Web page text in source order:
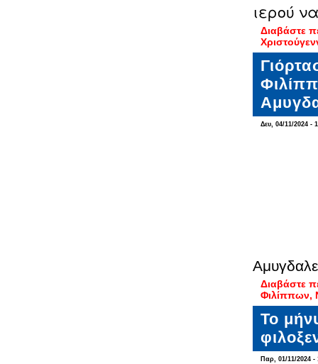
ιερού
Διαβάστε
Δευ, 04/11/2024 -
Διαβάστε
Φιλίππων,
Το
Παρ, 01/11/2024 -